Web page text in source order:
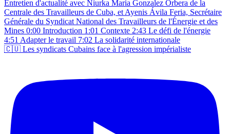
🇨🇺 Les syndicats Cubains face à l'agression impérialiste